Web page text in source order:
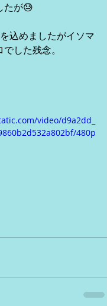
たが😓
込めましたがイソマ
した残念。
video/d9a2dd_
480p